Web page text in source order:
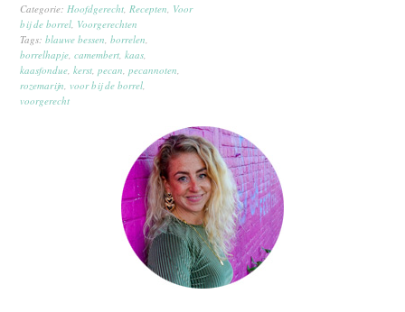
Categorie: Hoofdgerecht Recepten Voor
bij de borrel Voorgerechten
Tags:blauwe bessen ,borrelen
borrelhapje ,camembert ,kaas
kaasfondue ,kerst ,pecan ,pecannoten
rozemarijn voor bij de borrel
voorgerecht